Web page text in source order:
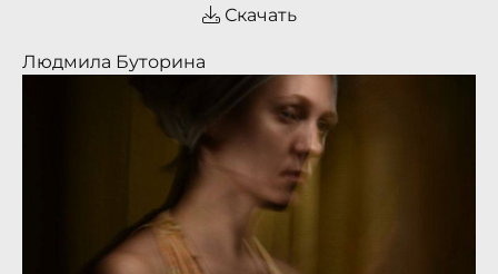
Скачать
Людмила Буторина